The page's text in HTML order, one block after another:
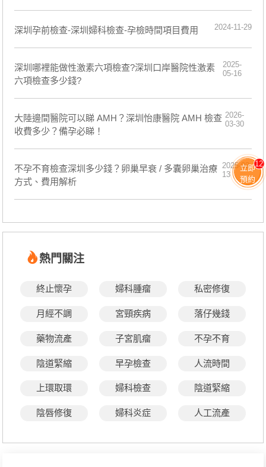
深圳孕前檢查-深圳婦科檢查-孕檢時間項目費用 2024-11-29
深圳哪裡能做性激素六項檢查?深圳口岸醫院性激素
六項檢查多少錢?
2025-
05-16
大陸邊間醫院可以睇 AMH？深圳怡康醫院 AMH 檢查
收費多少？備孕必睇！
2026-
03-30
不孕不育檢查深圳多少錢？卵巢早衰 / 多囊卵巢治療
方式、費用解析
2025-03-
13
熱門關注
終止懷孕 婦科腫瘤 私密修復
月經不調 宮頸疾病 落仔幾錢
藥物流產 子宮肌瘤 不孕不育
陰道緊縮 早孕檢查 人流時間
上環取環 婦科檢查 陰道緊縮
陰唇修復 婦科炎症 人工流產
立即
預約
12